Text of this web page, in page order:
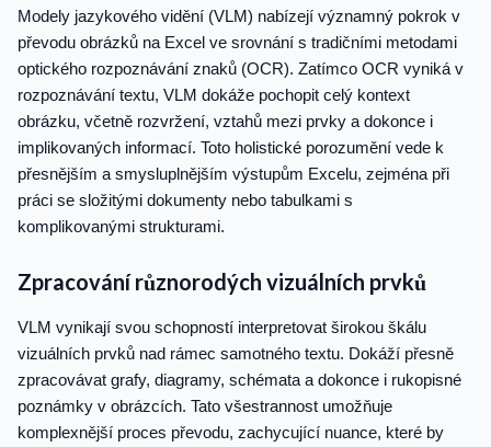
Modely jazykového vidění (VLM) nabízejí významný pokrok v
převodu obrázků na Excel ve srovnání s tradičními metodami
optického rozpoznávání znaků (OCR). Zatímco OCR vyniká v
rozpoznávání textu, VLM dokáže pochopit celý kontext
obrázku, včetně rozvržení, vztahů mezi prvky a dokonce i
implikovaných informací. Toto holistické porozumění vede k
přesnějším a smysluplnějším výstupům Excelu, zejména při
práci se složitými dokumenty nebo tabulkami s
komplikovanými strukturami.
Zpracování různorodých vizuálních prvků
VLM vynikají svou schopností interpretovat širokou škálu
vizuálních prvků nad rámec samotného textu. Dokáží přesně
zpracovávat grafy, diagramy, schémata a dokonce i rukopisné
poznámky v obrázcích. Tato všestrannost umožňuje
komplexnější proces převodu, zachycující nuance, které by